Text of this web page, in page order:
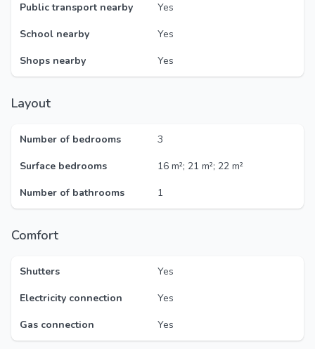
Public transport nearby
Yes
School nearby
Yes
Shops nearby
Yes
Layout
Number of bedrooms
3
Surface bedrooms
16 m²; 21 m²; 22 m²
Number of bathrooms
1
Comfort
Shutters
Yes
Electricity connection
Yes
Gas connection
Yes